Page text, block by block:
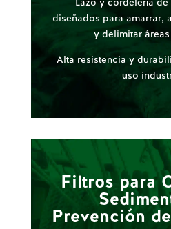
diseñados para amarrar,
y delimitar
Alta resistencia y
uso
Filtros para
Prevención